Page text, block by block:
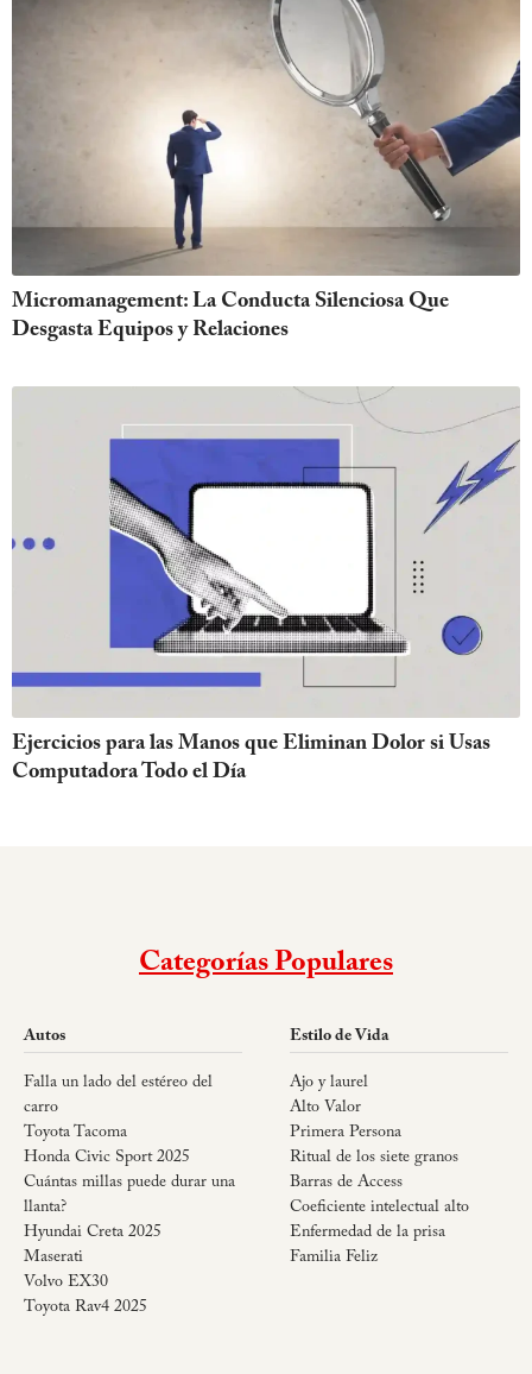
Micromanagement: La Conducta Silenciosa Que
Desgasta Equipos y Relaciones
Ejercicios para las Manos que Eliminan Dolor si Usas
Computadora Todo el Día
Categorías Populares
Autos
Falla un lado del estéreo del
carro
Toyota Tacoma
Honda Civic Sport 2025
Cuántas millas puede durar una
llanta?
Hyundai Creta 2025
Maserati
Volvo EX30
Toyota Rav4 2025
Estilo de Vida
Ajo y laurel
Alto Valor
Primera Persona
Ritual de los siete granos
Barras de Access
Coeficiente intelectual alto
Enfermedad de la prisa
Familia Feliz